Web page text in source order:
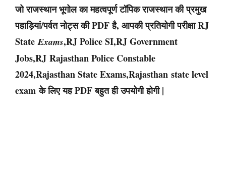
जो राजस्थान भूगोल का महत्वपूर्ण टॉपिक राजस्थान की प्रमुख
पहाड़ियां/पर्वत नोट्स की PDF है, आपकी प्रतियोगी परीक्षा RJ
StateExams,RJ Police SI,RJ Government
Jobs,RJ Rajasthan Police Constable
2024,Rajasthan State Exams,Rajasthan state level
exam के लिए यह PDF बहुत ही उपयोगी होगी |